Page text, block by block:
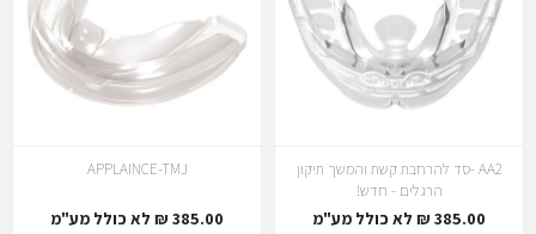
AA2 -סד להרחבת קשת והמשך תיקון
הרגלים - חדש!
385.00 ₪ לא כולל מע"מ
APPLAINCE-TMJ
385.00 ₪ לא כולל מע"מ